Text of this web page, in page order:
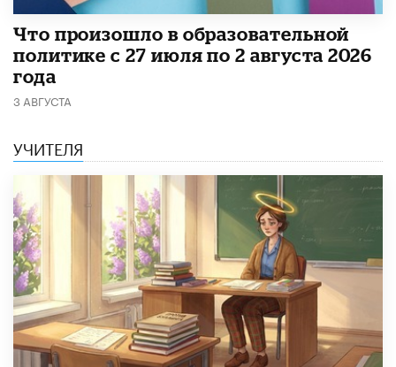
​Что произошло в образовательной
политике с 27 июля по 2 августа 2026
года
3 АВГУСТА
УЧИТЕЛЯ